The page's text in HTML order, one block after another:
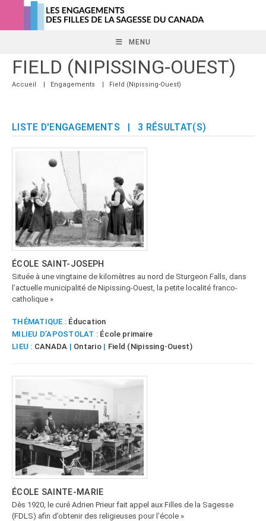
content
MENU
FIELD (NIPISSING-OUEST)
Accueil | Engagements | Field (Nipissing-Ouest)
LISTE D'ENGAGEMENTS | 3 RÉSULTAT(S)
ÉCOLE SAINT-JOSEPH
Située à une vingtaine de kilomètres au nord de Sturgeon Falls, dans
l’actuelle municipalité de Nipissing-Ouest, la petite localité franco-
catholique »
THÉMATIQUE : Éducation
MILIEU D’APOSTOLAT : École primaire
LIEU : CANADA | Ontario | Field (Nipissing-Ouest)
ÉCOLE SAINTE-MARIE
Dès 1920, le curé Adrien Prieur fait appel aux Filles de la Sagesse
(FDLS) afin d’obtenir des religieuses pour l’école »